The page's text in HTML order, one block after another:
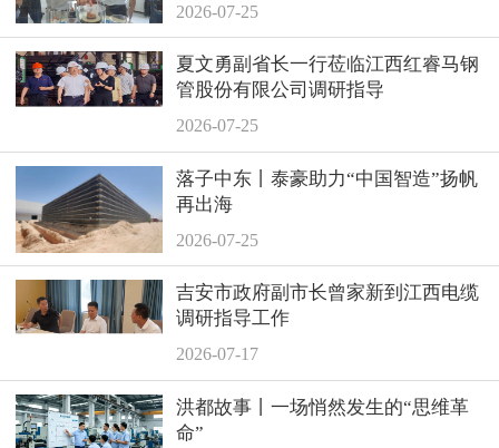
2026-07-25
夏文勇副省长一行莅临江西红睿马钢
管股份有限公司调研指导
2026-07-25
落子中东丨泰豪助力“中国智造”扬帆
再出海
2026-07-25
吉安市政府副市长曾家新到江西电缆
调研指导工作
2026-07-17
洪都故事丨一场悄然发生的“思维革
命”